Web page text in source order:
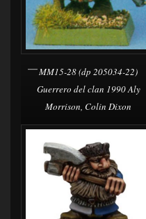
MM15-28 (dp 205034-22)
Guerrero del clan 1990 Aly
Morrison, Colin Dixon